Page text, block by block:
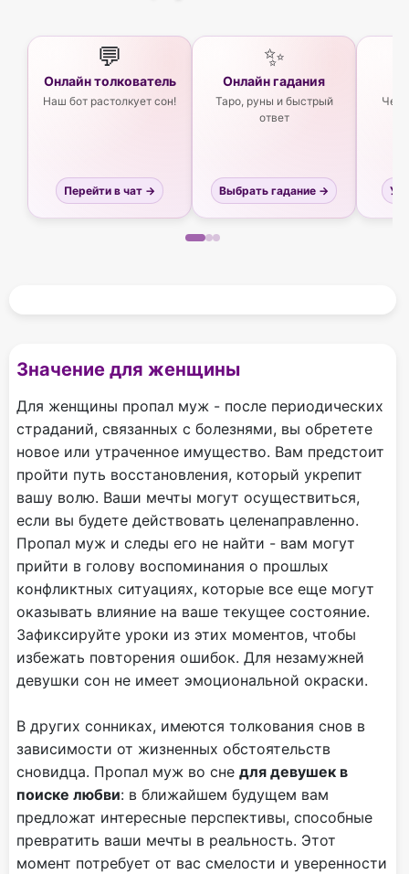
💬
Онлайн толкователь
Наш бот растолкует сон!
Перейти в чат →
✨
Онлайн гадания
Таро, руны и быстрый
ответ
Выбрать гадание →
Значение для женщины
Для женщины пропал муж - после периодических
страданий, связанных с болезнями, вы обретете
новое или утраченное имущество. Вам предстоит
пройти путь восстановления, который укрепит
вашу волю. Ваши мечты могут осуществиться,
если вы будете действовать целенаправленно.
Пропал муж и следы его не найти - вам могут
прийти в голову воспоминания о прошлых
конфликтных ситуациях, которые все еще могут
оказывать влияние на ваше текущее состояние.
Зафиксируйте уроки из этих моментов, чтобы
избежать повторения ошибок. Для незамужней
девушки сон не имеет эмоциональной окраски.
В других сонниках, имеются толкования снов в
зависимости от жизненных обстоятельств
сновидца. Пропал муж во сне для девушек в
поиске любви: в ближайшем будущем вам
предложат интересные перспективы, способные
превратить ваши мечты в реальность. Этот
момент потребует от вас смелости и уверенности